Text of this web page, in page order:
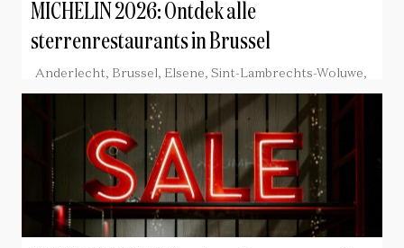
MICHELIN 2026: Ontdek alle
sterrenrestaurants in Brussel
Anderlecht, Brussel, Elsene, Sint-Lambrechts-Woluwe,
Sint-Pieters-Woluwe, Ukkel